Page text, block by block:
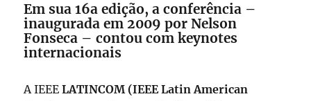
Em sua 16a edição, a conferência –
inaugurada em 2009 por Nelson
Fonseca – contou com keynotes
internacionais
A IEEELATINCOM (IEEE Latin American